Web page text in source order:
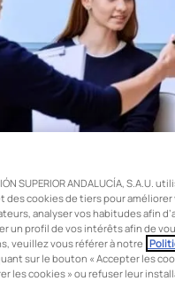
SUPERIOR ANDALUCÍA, S.A.U.
cookies de tiers pour améliorer
analyser vos habitudes afin
un profil de vos intérêts afin de
veuillez vous référer à notre
sur le bouton « Accepter les
les cookies » ou refuser leur